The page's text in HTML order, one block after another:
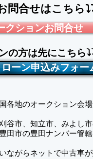
問合せはこちら
クションお問合せ
の方は先にこちら
ーン申込みフォー
各地のオークション会
谷市、知立市、みよし
田市の豊田ナンバー管
ながらネットで中古車